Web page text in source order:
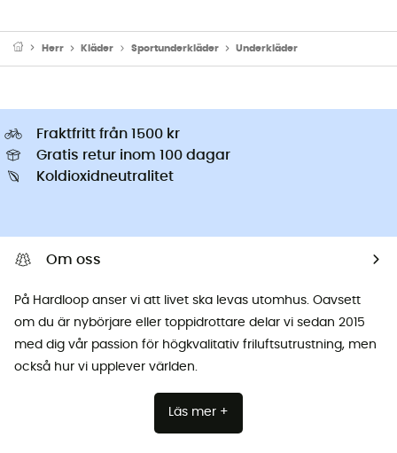
Herr Kläder Sportunderkläder Underkläder
Fraktfritt från 1500 kr
Gratis retur inom 100 dagar
Koldioxidneutralitet
Om oss
På Hardloop anser vi att livet ska levas utomhus. Oavsett
om du är nybörjare eller toppidrottare delar vi sedan 2015
med dig vår passion för högkvalitativ friluftsutrustning, men
också hur vi upplever världen.
Läs mer +